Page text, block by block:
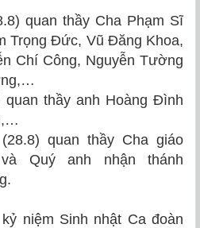
quan thầy Cha Phạm Sĩ
Trọng Đức, Vũ Đăng Khoa,
Chí Công, Nguyễn Tường
quan thầy anh Hoàng Đình
(28.8) quan thầy Cha giáo
Quý anh nhận thánh
niệm Sinh nhật Ca đoàn